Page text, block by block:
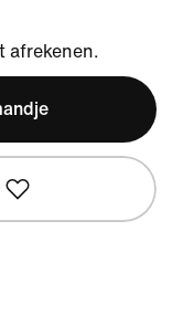
afrekenen.